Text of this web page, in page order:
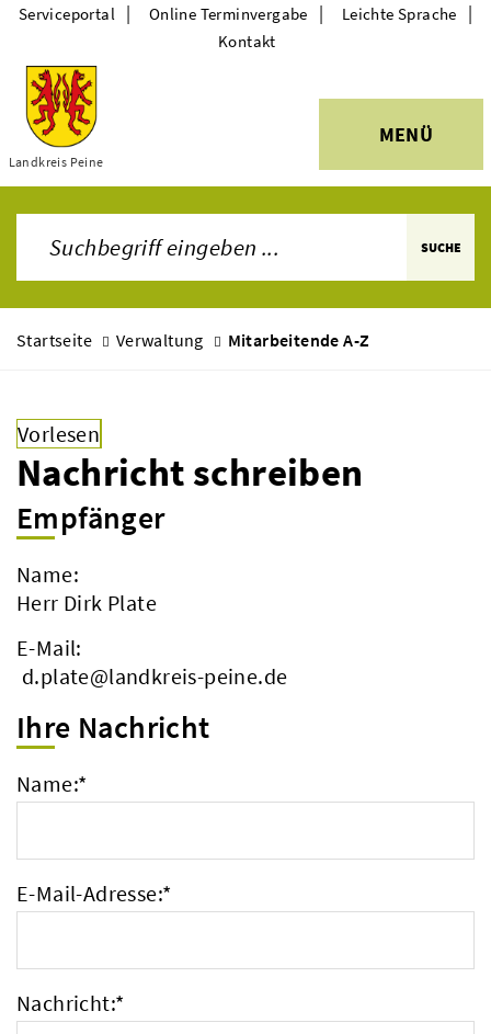
Themen
Landkreis Peine
MENÜ
Serviceportal | Online Terminvergabe | Leichte Sprache |
Kontakt
SUCHE
Startseite Verwaltung Mitarbeitende A-Z
Vorlesen
Nachricht schreiben
Empfänger
Name:
Herr Dirk Plate
E-Mail:
d.plate@landkreis-peine.de
Ihre Nachricht
Name:*
E-Mail-Adresse:*
Nachricht:*